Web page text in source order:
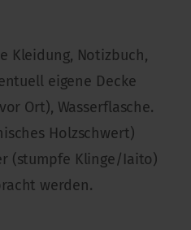
Kleidung, Notizbuch,
eigene Decke
Ort), Wasserflasche.
Holzschwert)
(stumpfe Klinge/Iaito)
werden.